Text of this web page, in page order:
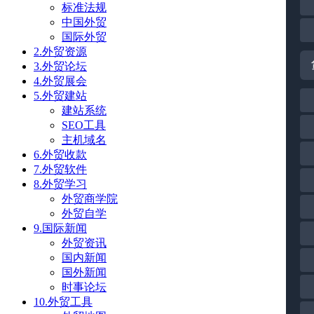
标准法规
中国外贸
国际外贸
2.外贸资源
3.外贸论坛
4.外贸展会
5.外贸建站
建站系统
SEO工具
主机域名
6.外贸收款
7.外贸软件
8.外贸学习
外贸商学院
外贸自学
9.国际新闻
外贸资讯
国内新闻
国外新闻
时事论坛
10.外贸工具